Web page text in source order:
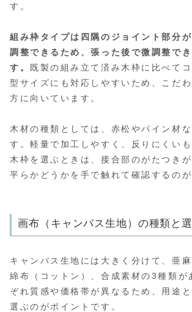
す。
組み枠タイプは四隅のジョイント部分
調整できるため、張った後で微調整で
す。
既製の組み立て済み木枠に比べて
型サイズにも対応しやすいため、こだ
方に向いています。
木材の種類としては、赤松やパイン材
す。軽量で加工しやすく、反りにくいも
木枠を選ぶときは、接合部のがたつき
平らかどうかを手で触れて確認するのが
画布（キャンバス生地）の種類と
キャンバス生地には大きく分けて、亜麻
綿布（コットン）、合成素材の3種類が
ぞれ質感や価格帯が異なるため、用途
選ぶのがポイントです。